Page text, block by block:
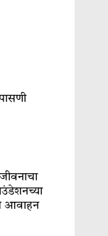
आवाहन